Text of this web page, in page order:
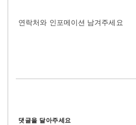
연락처와 인포메이션 남겨주세요
댓글을 달아주세요